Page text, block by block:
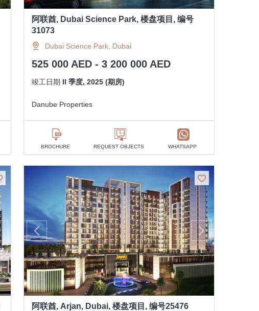
阿联酋, Dubai Science Park, 楼盘项目, 编号
31073
Dubai Science Park, Dubai
525 000 AED - 3 200 000 AED
竣工日期 II 季度, 2025 (期房)
Danube Properties
BROCHURE REQUEST OBJECTS WHATSAPP
阿联酋, Arjan, Dubai, 楼盘项目, 编号25476